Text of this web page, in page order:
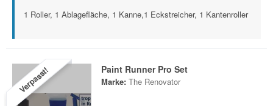
1 Roller, 1 Ablagefläche, 1 Kanne,1 Eckstreicher, 1 Kantenroller
Verpasst! Paint Runner Pro Set
Marke: The Renovator